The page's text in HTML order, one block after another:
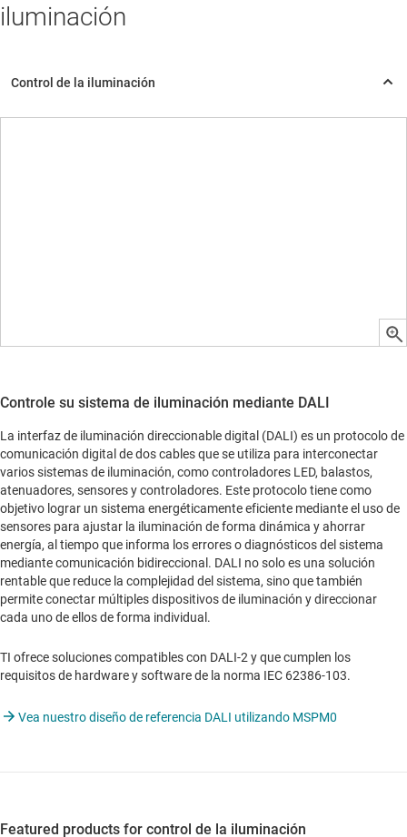
iluminación
Controle su sistema de iluminación mediante DALI
La interfaz de iluminación direccionable digital (DALI) es un protocolo de
comunicación digital de dos cables que se utiliza para interconectar
varios sistemas de iluminación, como controladores LED, balastos,
atenuadores, sensores y controladores. Este protocolo tiene como
objetivo lograr un sistema energéticamente eficiente mediante el uso de
sensores para ajustar la iluminación de forma dinámica y ahorrar
energía, al tiempo que informa los errores o diagnósticos del sistema
mediante comunicación bidireccional. DALI no solo es una solución
rentable que reduce la complejidad del sistema, sino que también
permite conectar múltiples dispositivos de iluminación y direccionar
cada uno de ellos de forma individual.
TI ofrece soluciones compatibles con DALI-2 y que cumplen los
requisitos de hardware y software de la norma IEC 62386-103.
Vea nuestro diseño de referencia DALI utilizando MSPM0
Featured products for control de la iluminación